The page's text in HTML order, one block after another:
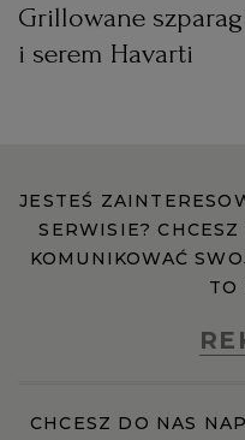
Grillowane
i serem Havarti
JESTEŚ
SERWISIE?
KOMUNIKOWAĆ
TO
CHCESZ DO NAS